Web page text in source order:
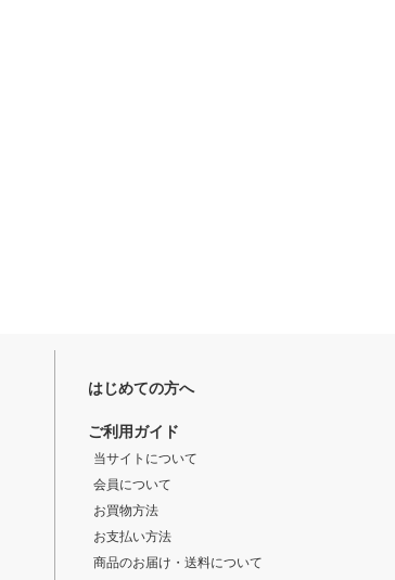
はじめての方へ
ご利用ガイド
当サイトについて
会員について
お買物方法
お支払い方法
商品のお届け・送料について